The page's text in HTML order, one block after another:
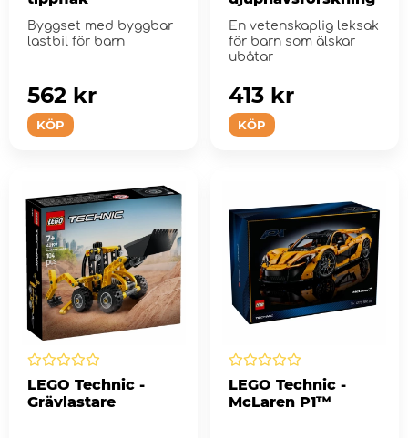
Byggset med byggbar
lastbil för barn
KÖP
562 kr
En vetenskaplig leksak
för barn som älskar
ubåtar
KÖP
413 kr
LEGO Technic -
Grävlastare
LEGO Technic -
McLaren P1™